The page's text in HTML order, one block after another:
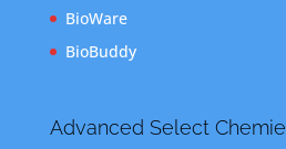
BioWare
BioBuddy
Advanced Select Chemie